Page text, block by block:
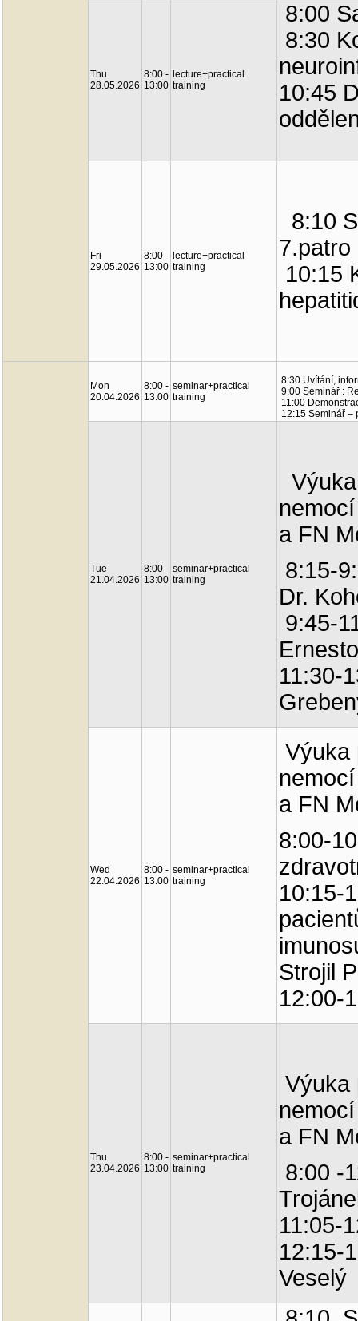
Thu
28.05.2026
8:00 -
13:00
lecture+practical
training
8:00
8:30
10:45
Fri
29.05.2026
8:00 -
13:00
lecture+practical
training
8:10
7.patro
10:15
Mon
20.04.2026
8:00 -
13:00
seminar+practical
training
8:30 Uvítání,
9:00 Seminář :
11:00
12:15 Seminář –
Tue
21.04.2026
8:00 -
13:00
seminar+practical
training
a FN
8:15-
Dr.
9:45-
11:30-
Wed
22.04.2026
8:00 -
13:00
seminar+practical
training
Výuka
a FN
8:00-
10:15-
Strojil
12:00-
Thu
23.04.2026
8:00 -
13:00
seminar+practical
training
Výuka
a FN
8:00 -
11:05-
12:15-
Veselý